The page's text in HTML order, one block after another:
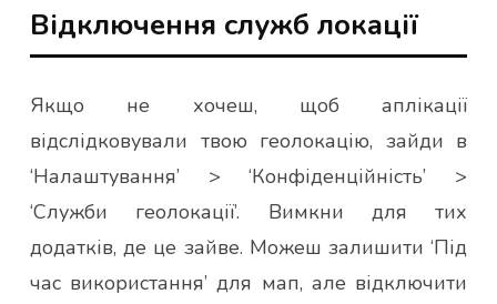
Відключення служб локації
Якщо не хочеш, щоб аплікації
відслідковували твою геолокацію, зайди в
‘Налаштування’ > ‘Конфіденційність’ >
‘Служби геолокації’. Вимкни для тих
додатків, де це зайве. Можеш залишити ‘Під
час використання’ для мап, але відключити